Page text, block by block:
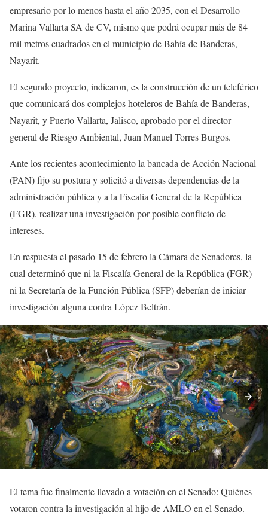
empresario por lo menos hasta el año 2035, con el Desarrollo
Marina Vallarta SA de CV, mismo que podrá ocupar más de 84
mil metros cuadrados en el municipio de Bahía de Banderas,
Nayarit.
El segundo proyecto, indicaron, es la construcción de un teleférico
que comunicará dos complejos hoteleros de Bahía de Banderas,
Nayarit, y Puerto Vallarta, Jalisco, aprobado por el director
general de Riesgo Ambiental, Juan Manuel Torres Burgos.
Ante los recientes acontecimiento la bancada de Acción Nacional
(PAN) fijo su postura y solicitó a diversas dependencias de la
administración pública y a la Fiscalía General de la República
(FGR), realizar una investigación por posible conflicto de
intereses.
En respuesta el pasado 15 de febrero la Cámara de Senadores, la
cual determinó que ni la Fiscalía General de la República (FGR)
ni la Secretaría de la Función Pública (SFP) deberían de iniciar
investigación alguna contra López Beltrán.
El tema fue finalmente llevado a votación en el Senado: Quiénes
votaron contra la investigación al hijo de AMLO en el Senado.